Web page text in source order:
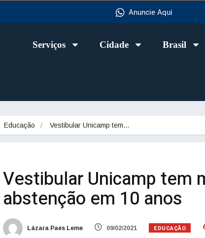
Anuncie Aqui
Serviços Cidade Brasil
Educação Vestibular Unicamp tem…
Vestibular Unicamp tem
abstenção em 10 anos
Lázara Paes Leme 09/02/2021 EDUCAÇÃO